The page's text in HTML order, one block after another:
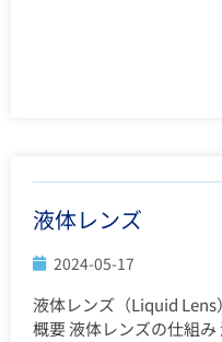
液体レンズ
2024-05-17
液体レンズ（Liquid
概要 液体レンズの仕組み